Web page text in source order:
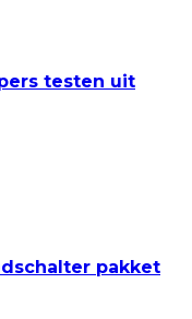
testen uit
pakket